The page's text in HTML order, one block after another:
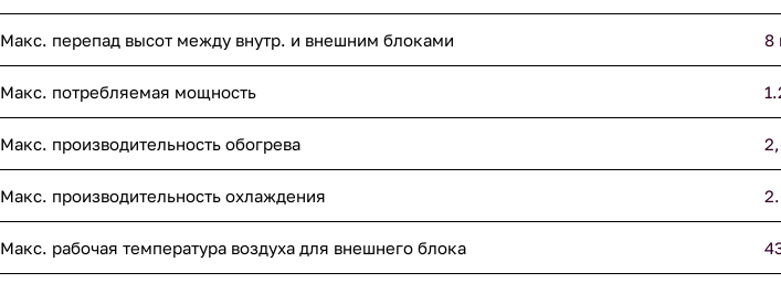
Макс. перепад высот между внутр. и внешним блоками 8
Макс. потребляемая мощность
Макс. производительность обогрева
Макс. производительность охлаждения
Макс. рабочая температура воздуха для внешнего блока